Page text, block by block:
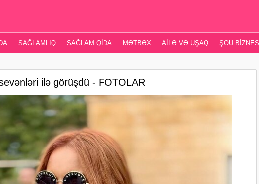
SAĞLAMLIQ SAĞLAM QIDA MƏTBƏX AILƏ VƏ UŞAQ ŞOU BIZNES
ilə görüşdü - FOTOLAR